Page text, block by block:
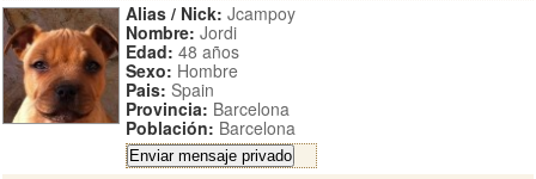
Alias / Nick: Jcampoy
Nombre: Jordi
Edad: 48 años
Sexo: Hombre
Pais: Spain
Provincia: Barcelona
Población: Barcelona